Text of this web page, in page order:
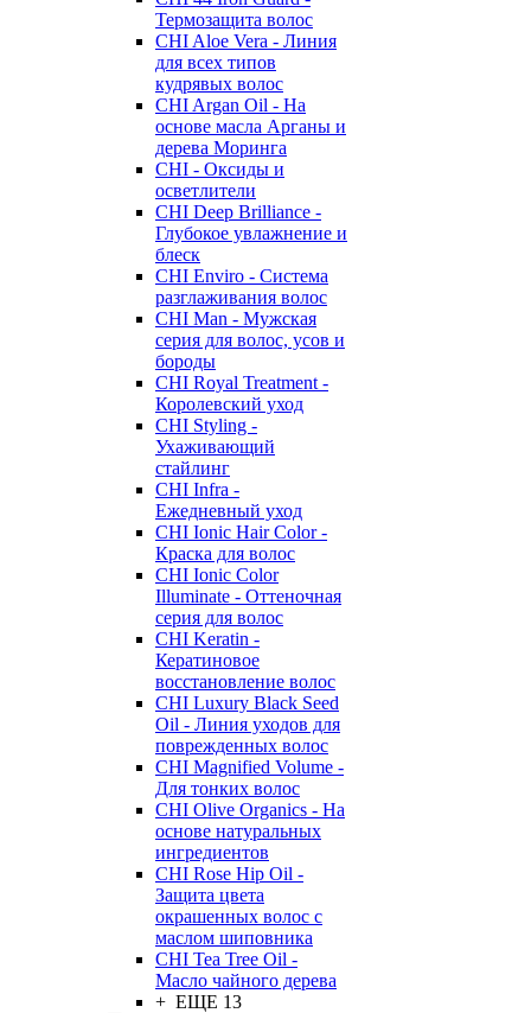
Термозащита волос
CHI Aloe Vera - Линия
для всех типов
кудрявых волос
CHI Argan Oil - На
основе масла Арганы и
дерева Моринга
CHI - Оксиды и
осветлители
CHI Deep Brilliance -
Глубокое увлажнение и
блеск
CHI Enviro - Система
разглаживания волос
CHI Man - Мужская
серия для волос, усов и
бороды
CHI Royal Treatment -
Королевский уход
CHI Styling -
Ухаживающий
стайлинг
CHI Infra -
Ежедневный уход
CHI Ionic Hair Color -
Краска для волос
CHI Ionic Color
Illuminate - Оттеночная
серия для волос
CHI Keratin -
Кератиновое
восстановление волос
CHI Luxury Black Seed
Oil - Линия уходов для
поврежденных волос
CHI Magnified Volume -
Для тонких волос
CHI Olive Organics - На
основе натуральных
ингредиентов
CHI Rose Hip Oil -
Защита цвета
окрашенных волос с
маслом шиповника
CHI Tea Tree Oil -
Масло чайного дерева
+ ЕЩЕ 13